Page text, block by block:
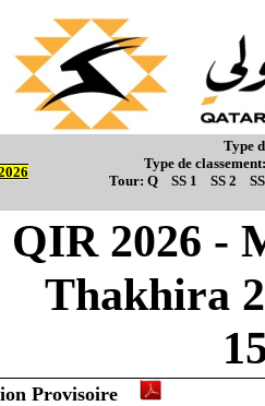
Type
Type de
Tour: Q SS 1 SS 2
QIR 2026 -
Thakhira
Provisoire